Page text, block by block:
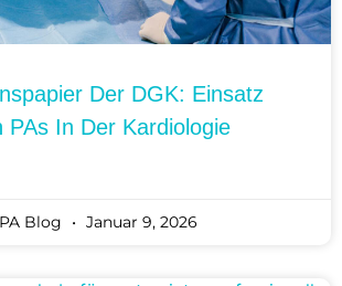
Der DGK: Einsatz
PAs In Der Kardiologie
PA Blog Januar 9, 2026